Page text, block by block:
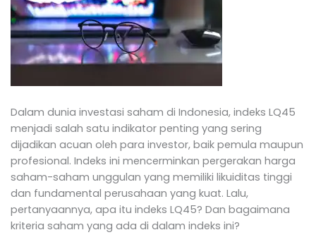
Dalam dunia investasi saham di Indonesia, indeks LQ45
menjadi salah satu indikator penting yang sering
dijadikan acuan oleh para investor, baik pemula maupun
profesional. Indeks ini mencerminkan pergerakan harga
saham-saham unggulan yang memiliki likuiditas tinggi
dan fundamental perusahaan yang kuat. Lalu,
pertanyaannya, apa itu indeks LQ45? Dan bagaimana
kriteria saham yang ada di dalam indeks ini?